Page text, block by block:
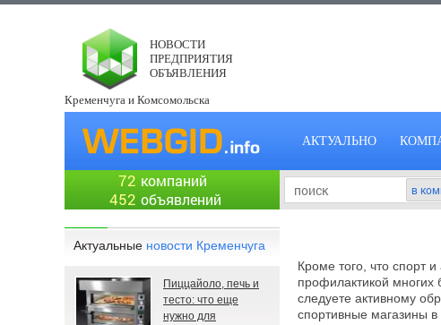
НОВОСТИ
ПРЕДПРИЯТИЯ
ОБЪЯВЛЕНИЯ
Кременчуга и Комсомольска
АКТУАЛЬНО
72 компаний
452 объявлений
Кроме того, что спорт
профилактикой многих
следуете активному
спортивные магазины в
Актуальные новости Кременчуга
Пиццайоло, печь и
тесто: что еще
нужно для